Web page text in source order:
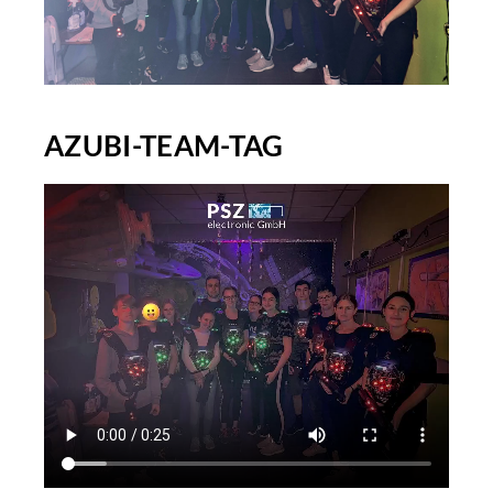
AZUBI-TEAM-TAG